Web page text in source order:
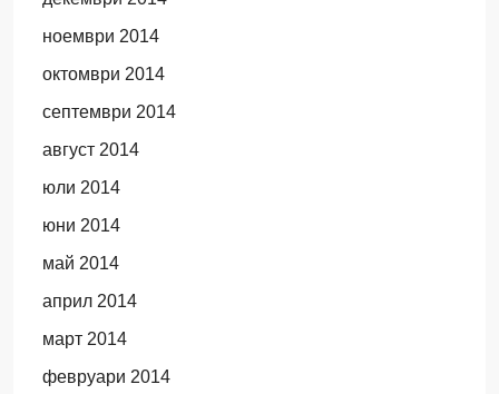
ноември 2014
октомври 2014
септември 2014
август 2014
юли 2014
юни 2014
май 2014
април 2014
март 2014
февруари 2014